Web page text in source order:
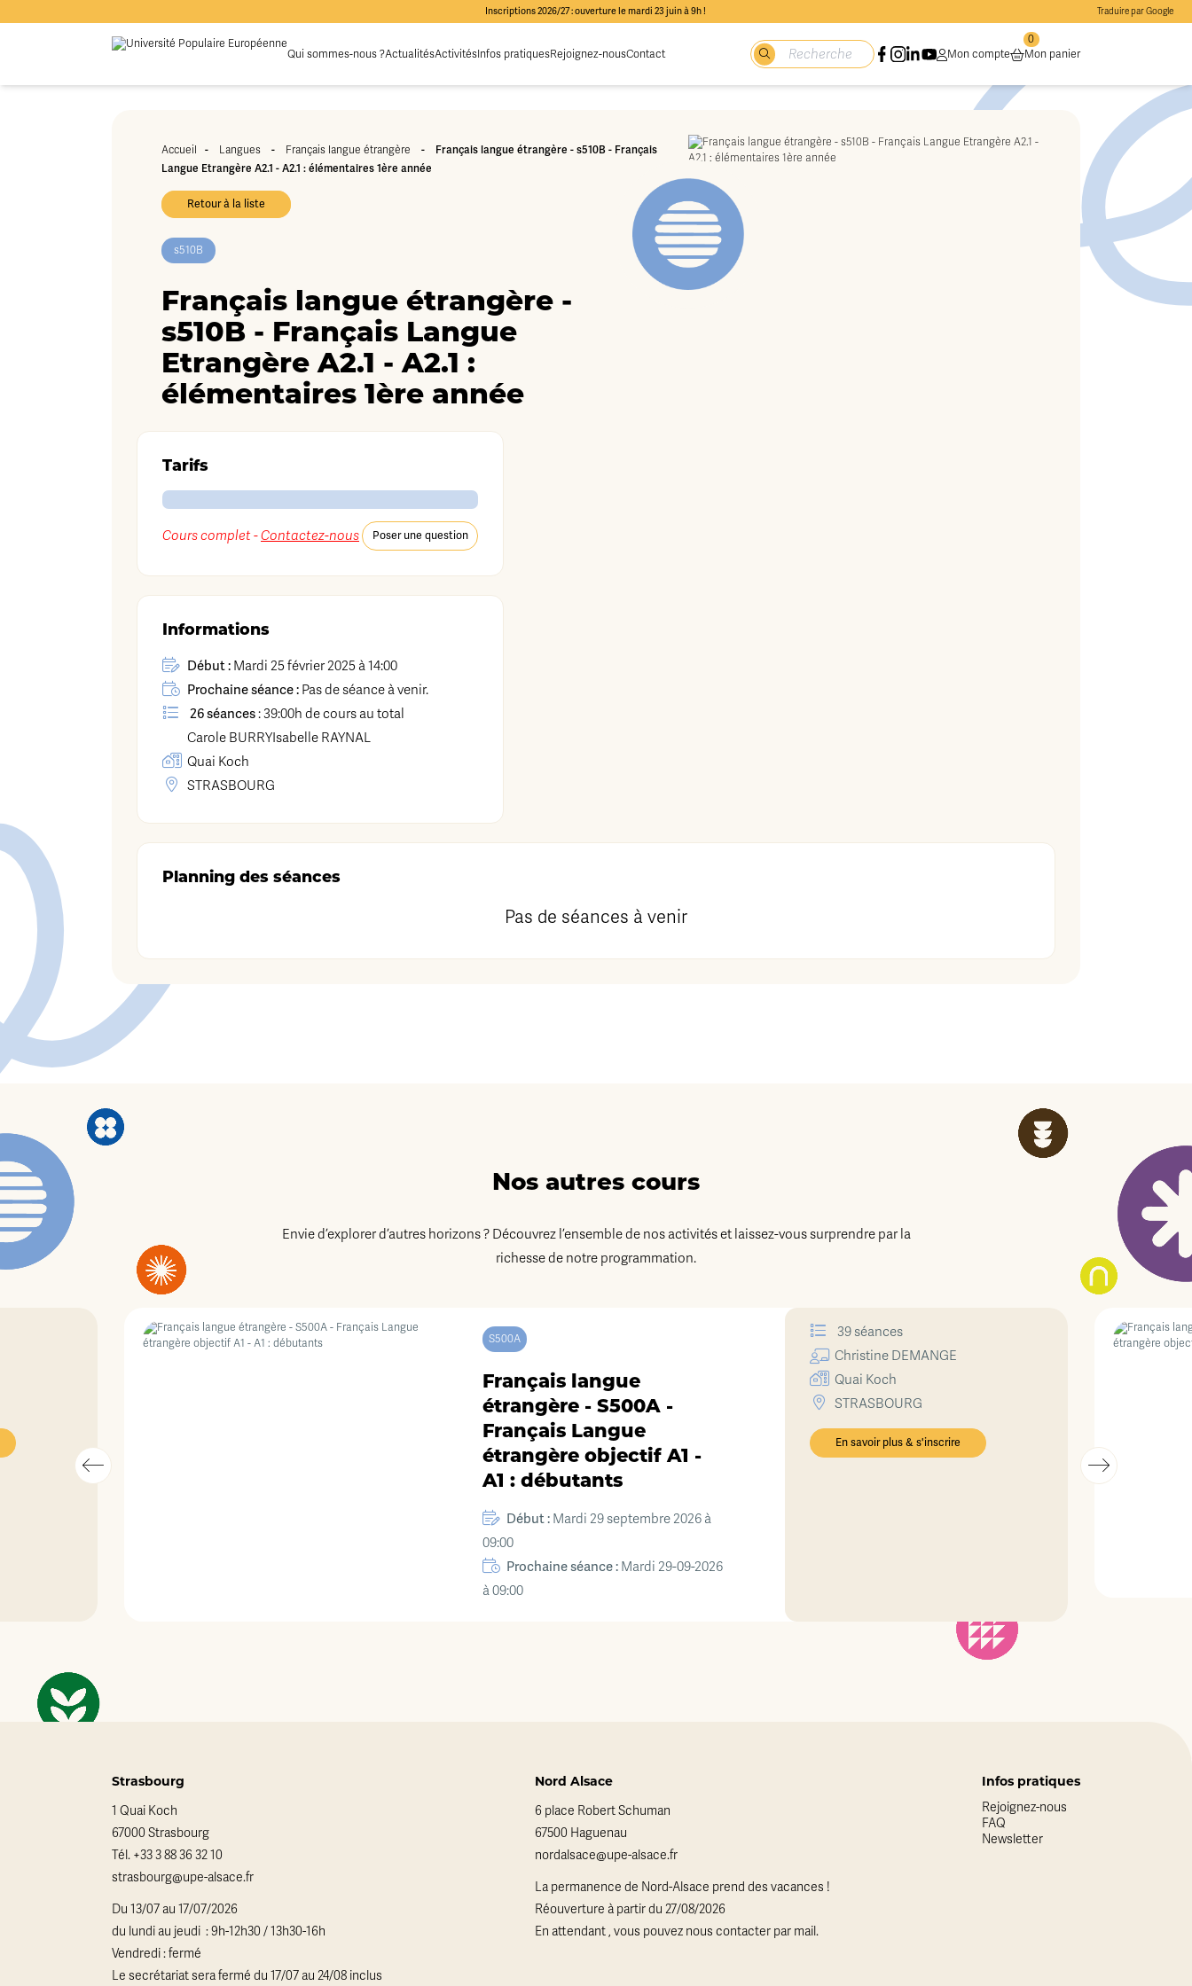
Inscriptions 2026/27 : ouverture le mardi 23 juin à 9h ! Traduire par Google
Qui sommes-nous ?ActualitésActivitésInfos pratiquesRejoignez-nousContact Mon compte Mon panier
0
Accueil - Langues - Français langue étrangère - Français langue étrangère - s510B - Français
Langue Etrangère A2.1 - A2.1 : élémentaires 1ère année
Retour à la liste
s510B
Français langue étrangère -
s510B - Français Langue
Etrangère A2.1 - A2.1 :
élémentaires 1ère année
Tarifs
Cours complet -Contactez-nous Poser une question
Informations
Début :Mardi 25 février 2025 à 14:00
Prochaine séance :Pas de séance à venir.
26 séances: 39:00h de cours au total
Carole BURRYIsabelle RAYNAL
Quai Koch
STRASBOURG
Planning des séances
Pas de séances à venir
Nos autres cours
Envie d’explorer d’autres horizons ? Découvrez l’ensemble de nos activités et laissez-vous surprendre par la
richesse de notre programmation.
S500A
Français langue
étrangère - S500A -
Français Langue
étrangère objectif A1 -
A1 : débutants
Début : Mardi 29 septembre 2026 à
09:00
Prochaine séance : Mardi 29-09-2026
à 09:00
39 séances
Christine DEMANGE
Quai Koch
STRASBOURG
En savoir plus & s'inscrire
Strasbourg
1 Quai Koch
67000 Strasbourg
Tél. +33 3 88 36 32 10
strasbourg@upe-alsace.fr
Du 13/07 au 17/07/2026
du lundi au jeudi : 9h-12h30 / 13h30-16h
Vendredi : fermé
Le secrétariat sera fermé du 17/07 au 24/08 inclus
Nord Alsace
6 place Robert Schuman
67500 Haguenau
nordalsace@upe-alsace.fr
La permanence de Nord-Alsace prend des vacances !
Réouverture à partir du 27/08/2026
En attendant , vous pouvez nous contacter par mail.
Infos pratiques
Rejoignez-nous
FAQ
Newsletter